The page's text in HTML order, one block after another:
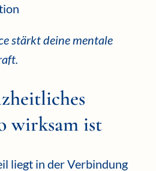
stärkt deine mentale
wirksam ist
liegt in der Verbindung